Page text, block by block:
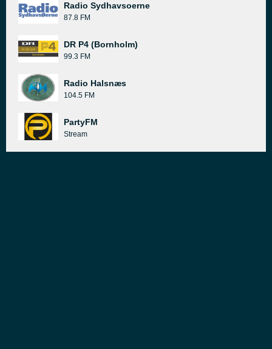
Radio Sydhavsoerne
87.8 FM
DR P4 (Bornholm)
99.3 FM
Radio Halsnæs
104.5 FM
PartyFM
Stream